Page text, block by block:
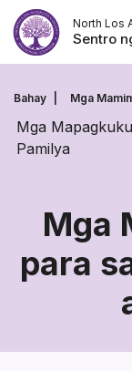
Laktawan
ang
nilalaman
North Los
Sentro
Bahay Mga
Mga
Pamilya
Mga
para